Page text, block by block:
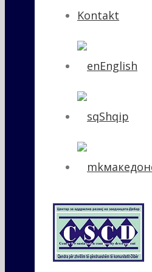
Kontakt
English
Shqip